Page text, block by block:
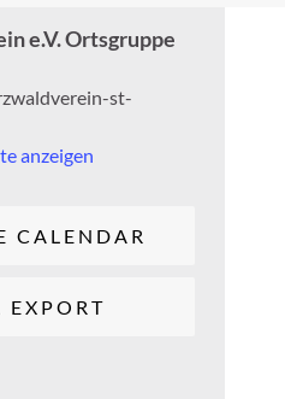
e.V. Ortsgruppe
st-
anzeigen
CALENDAR
EXPORT